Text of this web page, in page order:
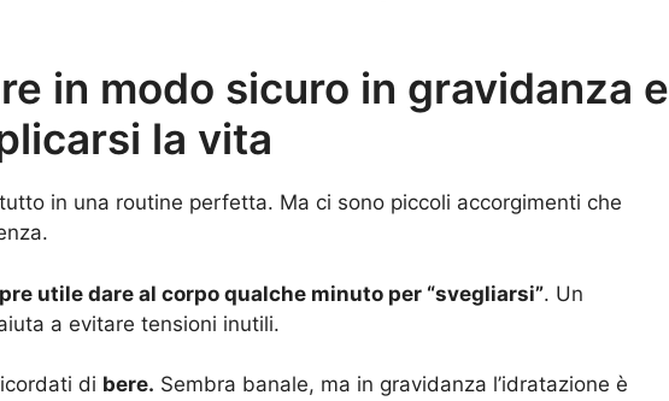
in modo sicuro in gravidanza e
la vita
in una routine perfetta. Ma ci sono piccoli accorgimenti che
utile dare al corpo qualche minuto per “svegliarsi”. Un
a evitare tensioni inutili.
di bere. Sembra banale, ma in gravidanza l’idratazione è